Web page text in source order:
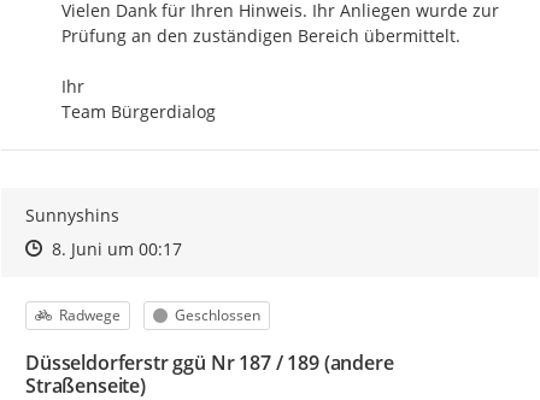
Vielen Dank für Ihren Hinweis. Ihr Anliegen wurde zur
Prüfung an den zuständigen Bereich übermittelt.
Ihr
Team Bürgerdialog
Sunnyshins
Zeitpunkt des Erstellens
Zeitpunkt des Erstellens
8. Juni um 00:17Zur Äußerung
Kategorie
Radwege Status
Geschlossen
Düsseldorferstr ggü Nr 187 / 189 (andere
Straßenseite)